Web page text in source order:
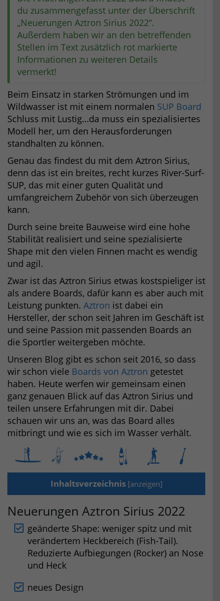
du zusammengefasst unter der Überschrift
„Neuerungen Aztron Sirius 2022“.
Außerdem haben wir an den betreffenden
Stellen im Text zusätzlich rot markierte
Informationen zu weiteren Details
vermerkt!
Beim Einsatz in starken Strömungen und im
Wildwasser ist mit einem normalen SUP Board
Schluss mit Lustig…da muss ein spezialisiertes
Modell her, um den Herausforderungen
standhalten zu können.
Genau das findest du mit dem Aztron Sirius,
denn das ist ein breites, recht kurzes River-Surf-
SUP, das mit einer guten Qualität und
umfangreichem Zubehör von sich überzeugen
kann.
Durch seine breite Bauweise wird eine hohe
Stabilität realisiert und seine spezialisierte
Shape mit den vielen Finnen macht es wendig
und agil.
Zwar ist das Aztron Sirius etwas kostspieliger ist
als andere Boards, dafür kann es aber auch mit
Leistung punkten. Aztron ist dabei ein
Hersteller, der schon seit Jahren im Geschäft ist
und seine Passion mit passenden Boards an
die Sportler weitergeben möchte.
Unseren Blog gibt es schon seit 2016, so dass
wir schon viele Boards von Aztron getestet
haben. Heute werfen wir gemeinsam einen
ganz genauen Blick auf das Aztron Sirius und
teilen unsere Erfahrungen mit dir. Dabei
schauen wir uns an, was das Board alles
mitbringt und wie es sich im Wasser verhält.
Inhaltsverzeichnis [anzeigen]
Neuerungen Aztron Sirius 2022
geänderte Shape: weniger spitz und mit
verändertem Heckbereich (Fish-Tail).
Reduzierte Aufbiegungen (Rocker) an Nose
und Heck
neues Design